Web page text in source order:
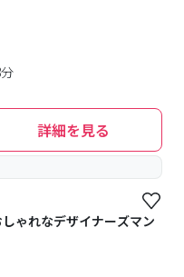
詳細を見る
ゃれなデザイナーズマン